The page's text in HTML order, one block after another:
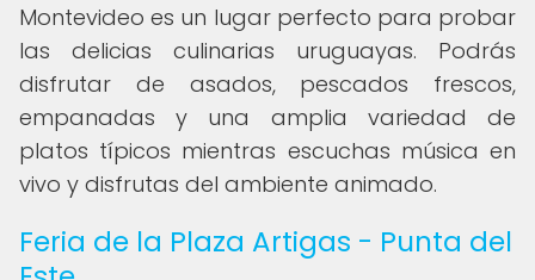
Montevideo es un lugar perfecto para probar
las delicias culinarias uruguayas. Podrás
disfrutar de asados, pescados frescos,
empanadas y una amplia variedad de
platos típicos mientras escuchas música en
vivo y disfrutas del ambiente animado.
Feria de la Plaza Artigas - Punta del